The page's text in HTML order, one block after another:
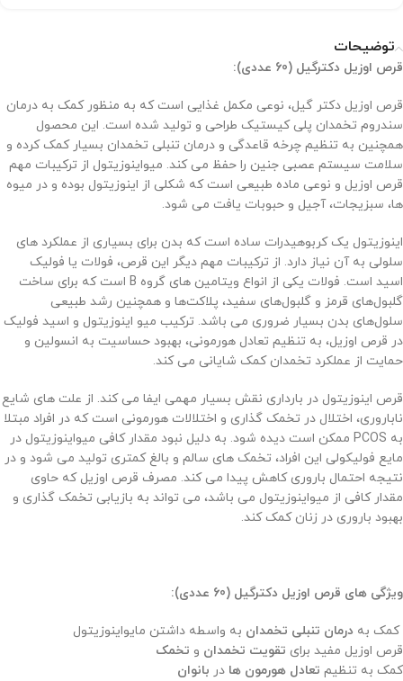
توضیحات
قرص اوزیل دکترگیل (60 عددی):
قرص اوزیل دکتر گیل، نوعی مکمل غذایی است که به منظور کمک به درمان
سندروم تخمدان پلی کیستیک طراحی و تولید شده است. این محصول
همچنین به تنظیم چرخه قاعدگی و درمان تنبلی تخمدان بسیار کمک کرده و
سلامت سیستم عصبی جنین را حفظ می کند. میواینوزیتول از ترکیبات مهم
قرص اوزیل و نوعی ماده طبیعی است که شکلی از اینوزیتول بوده و در میوه
ها، سبزیجات، آجیل و حبوبات یافت می شود.
اینوزیتول یک کربوهیدرات ساده است که بدن برای بسیاری از عملکرد های
سلولی به آن نیاز دارد. از ترکیبات مهم دیگر این قرص، فولات یا فولیک
اسید است. فولات یکی از انواع ویتامین های گروه B است که برای ساخت
گلبول‌های قرمز و گلبول‌های سفید، پلاکت‌ها و همچنین رشد طبیعی
سلول‌های بدن بسیار ضروری می باشد. ترکیب میو اینوزیتول و اسید فولیک
در قرص اوزیل، به تنظیم تعادل هورمونی، بهبود حساسیت به انسولین و
حمایت از عملکرد تخمدان کمک شایانی می کند.
قرص اینوزیتول در بارداری نقش بسیار مهمی ایفا می کند. از علت های شایع
ناباروری، اختلال در تخمک گذاری و اختلالات هورمونی است که در افراد مبتلا
به PCOS ممکن است دیده شود. به دلیل نبود مقدار کافی میواینوزیتول در
مایع فولیکولی این افراد، تخمک های سالم و بالغ کمتری تولید می شود و در
نتیجه احتمال باروری کاهش پیدا می کند. مصرف قرص اوزیل که حاوی
مقدار کافی از میواینوزیتول می باشد، می تواند به بازیابی تخمک گذاری و
بهبود باروری در زنان کمک کند.
ویژگی های قرص اوزیل دکترگیل (60 عددی):
کمک به درمان تنبلی تخمدان به واسطه داشتن مایواینوزیتول
قرص اوزیل مفید برای تقویت تخمدان و تخمک
کمک به تنظیم تعادل هورمون ها در بانوان